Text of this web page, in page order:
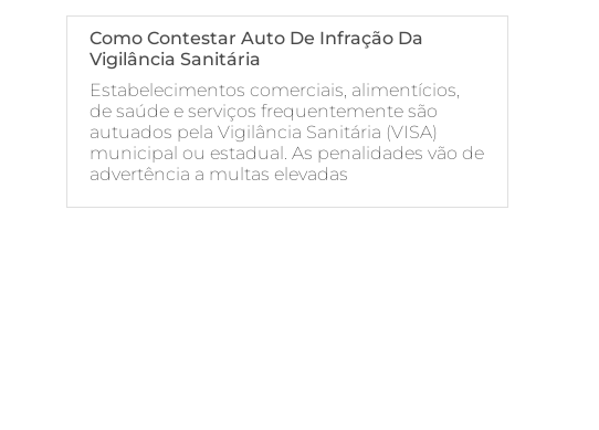
Como Contestar Auto De Infração Da
Vigilância Sanitária
Estabelecimentos comerciais, alimentícios,
de saúde e serviços frequentemente são
autuados pela Vigilância Sanitária (VISA)
municipal ou estadual. As penalidades vão de
advertência a multas elevadas